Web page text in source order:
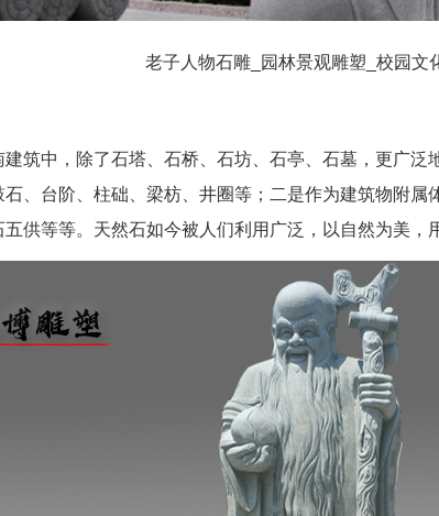
老子人物石雕_园林景观雕塑_校园文
筑中，除了石塔、石桥、石坊、石亭、石墓，更广
、台阶、柱础、梁枋、井圈等；二是作为建筑物附
供等等。天然石如今被人们利用广泛，以自然为美